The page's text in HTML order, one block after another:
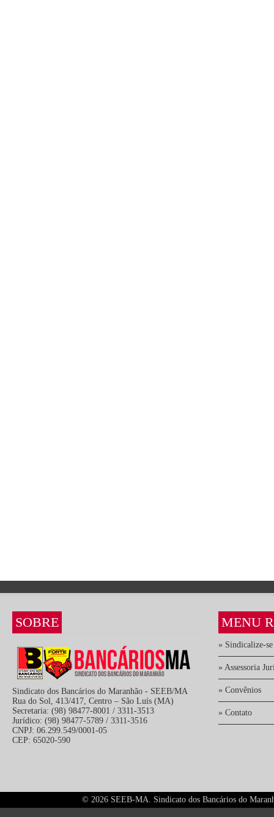
SOBRE
Sindicato dos Bancários do Maranhão - SEEB/MA
Rua do Sol, 413/417, Centro – São Luís (MA)
Secretaria: (98) 98477-8001 / 3311-3513
Jurídico: (98) 98477-5789 / 3311-3516
CNPJ: 06.299.549/0001-05
CEP: 65020-590
MENU
» Sindicalize-se
» Assessoria
» Convênios
» Contato
© 2026 SEEB-MA. Sindicato dos Bancários do